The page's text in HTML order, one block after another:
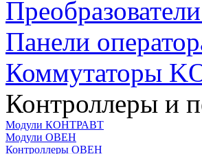
Панели
Коммутаторы
Контроллеры и
Модули КОНТРАВТ
Модули ОВЕН
Контроллеры ОВЕН